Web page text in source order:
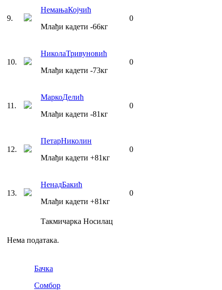
9.
НемањаКојчић
Млађи кадети -66кг
0
10.
НиколаТривуновић
Млађи кадети -73кг
0
11 .
МаркоДелић
Млађи кадети -81кг
0
12.
ПетарНиколин
Млађи кадети +81кг
0
13.
НенадБакић
Млађи кадети +81кг
0
Такмичарка Носилац
Нема података.
Бачка
Сомбор